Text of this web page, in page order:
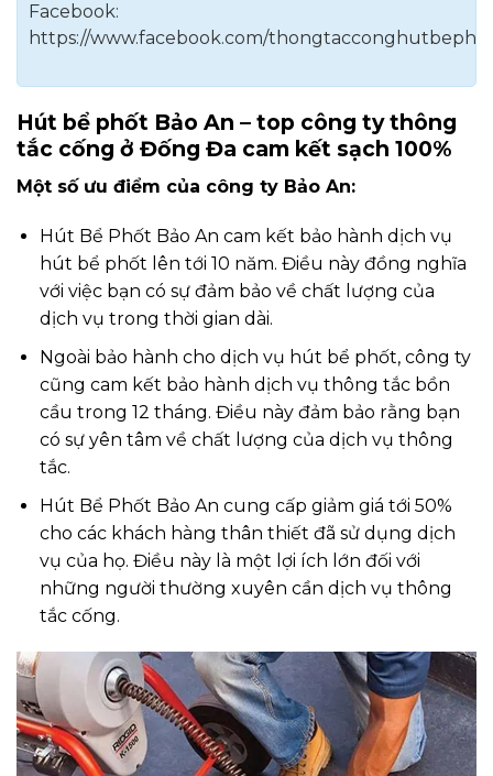
Facebook:
https://www.facebook.com/
Hút bể phốt Bảo An – top công ty thông
tắc cống ở Đống Đa cam kết sạch 100%
Một số ưu điểm của công ty Bảo An:
Hút Bể Phốt Bảo An cam kết bảo hành dịch vụ
hút bể phốt lên tới 10 năm. Điều này đồng nghĩa
với việc bạn có sự đảm bảo về chất lượng của
dịch vụ trong thời gian dài.
Ngoài bảo hành cho dịch vụ hút bể phốt, công ty
cũng cam kết bảo hành dịch vụ thông tắc bồn
cầu trong 12 tháng. Điều này đảm bảo rằng bạn
có sự yên tâm về chất lượng của dịch vụ thông
tắc.
Hút Bể Phốt Bảo An cung cấp giảm giá tới 50%
cho các khách hàng thân thiết đã sử dụng dịch
vụ của họ. Điều này là một lợi ích lớn đối với
những người thường xuyên cần dịch vụ thông
tắc cống.